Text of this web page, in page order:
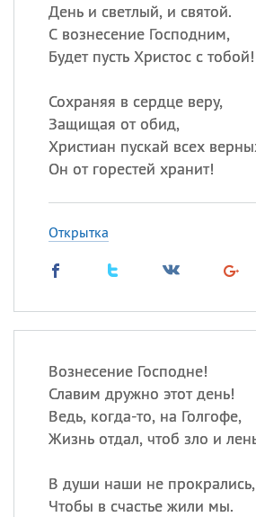
День и светлый, и святой.
С вознесение Господним,
Будет пусть Христос с тобой!
Сохраняя в сердце веру,
Защищая от обид,
Христиан пускай всех
Он от горестей хранит!
Открытка
Вознесение Господне!
Славим дружно этот день!
Ведь, когда-то, на Голгофе,
Жизнь отдал, чтоб зло и
В души наши не прокрались,
Чтобы в счастье жили мы.
11.08
Сегодня